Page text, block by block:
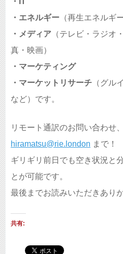
・エネルギー （再生エネルギ
・メディア （テレビ・ラジオ
真・映画）
・マーケティング
・マーケットリサーチ （グル
など）です。
リモート通訳のお問い合わせ
hiramatsu@rie.london まで！
ギリギリ前日でも空き状況と
とが可能です。
最後までお読みいただきあり
共有: